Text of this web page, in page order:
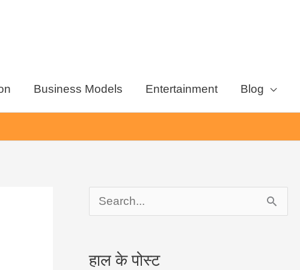
Business Models Entertainment Blog
r
हाल के पोस्ट